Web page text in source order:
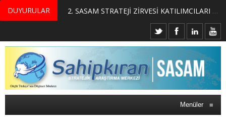
DUYURULAR
MERKEZİMİZ BÜNYESİNDE YETİŞTİRİLMEK ÜZERE GÖNÜLLÜ ÜLKE MASASI UZMANI VE UZMAN ADAYLARI ARIYORUZ 2. SASAM STRATEJİ ZİRVESİ KATILIMCILARI BELLİ OLDU
Menüler ≡